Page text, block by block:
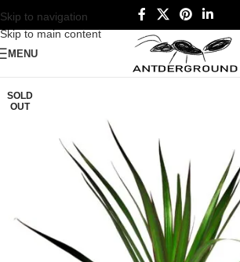
Skip to navigation
Skip to main content
MENU
SOLD
OUT